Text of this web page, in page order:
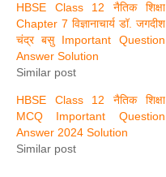
HBSE Class 12 नैतिक शिक्षा
Chapter 7 विज्ञानाचार्य डॉ. जगदीश
चंद्र बसु Important Question
Answer Solution
Similar post
HBSE Class 12 नैतिक शिक्षा
MCQ Important Question
Answer 2024 Solution
Similar post